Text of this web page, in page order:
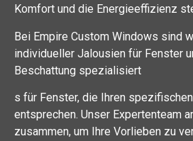
Komfort und die Energieeffizienz
Bei Empire Custom Windows sind
individueller Jalousien für Fenster
Beschattung spezialisiert
s für Fenster, die Ihren
entsprechen. Unser Expertenteam
zusammen, um Ihre Vorlieben zu